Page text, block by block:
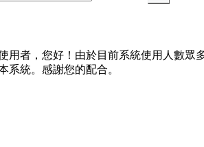
用者，您好！由於目前系統使用人數眾
系統。感謝您的配合。